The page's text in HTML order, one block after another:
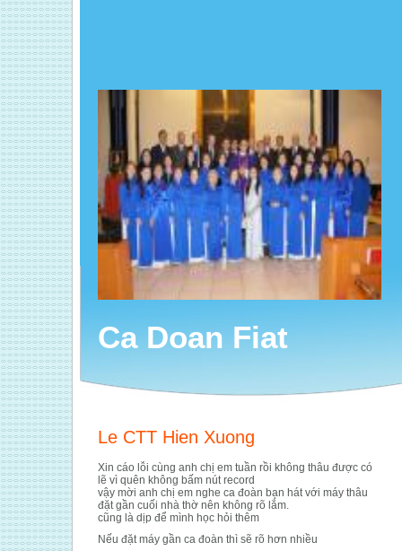
Ca Doan Fiat
Le CTT Hien Xuong
Xin cáo lỗi cùng anh chị em tuần rồi không thâu được có
lẽ vì quên không bấm nút record
vậy mời anh chị em nghe ca đoàn bạn hát với máy thâu
đặt gần cuối nhà thờ nên không rõ lắm.
cũng là dịp để mình học hỏi thêm
Nếu đặt máy gần ca đoàn thì sẽ rõ hơn nhiều